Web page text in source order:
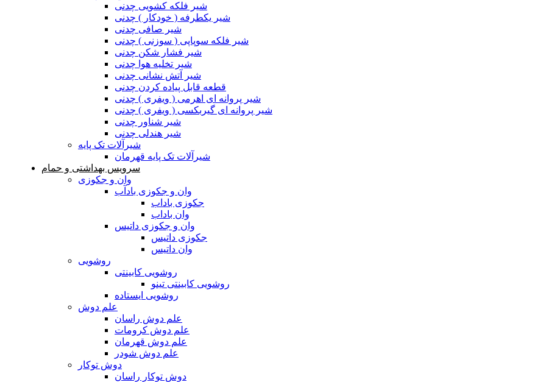
شیر فلکه کشویی چدنی
شیر یکطرفه ( خودکار ) چدنی
شیر صافی چدنی
شیر فلکه سوپاپی ( سوزنی ) چدنی
شیر فشار شکن چدنی
شیر تخلیه هوا چدنی
شیر آتش نشانی چدنی
قطعه قابل پیاده کردن چدنی
شیر پروانه ای اهرمی ( ویفری ) چدنی
شیر پروانه ای گیربکسی ( ویفری ) چدنی
شیر شناور چدنی
شیر هندلی چدنی
شیرآلات تک پایه
شیرآلات تک پایه قهرمان
سرویس بهداشتی و حمام
وان و جکوزی
وان و جکوزی بادآب
جکوزی باداب
وان باداب
وان و جکوزی داتیس
جکوزی داتیس
وان داتیس
روشویی
روشویی کابینتی
روشویی کابینتی تینو
روشویی‌ ایستاده
علم دوش
علم دوش راسان
علم دوش کرومات
علم دوش قهرمان
علم دوش شودر
دوش توکار
دوش توکار راسان